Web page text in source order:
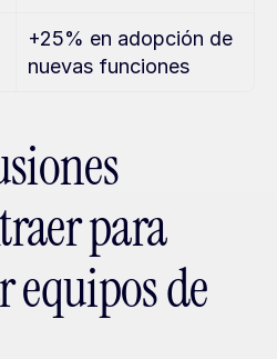
+25% en adopción de
nuevas funciones
para
de